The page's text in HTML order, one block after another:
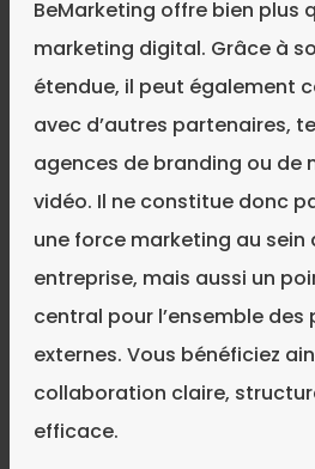
BeMarketing offre bien plus
marketing digital. Grâce à
étendue, il peut également
avec d’autres partenaires,
agences de branding ou de
vidéo. Il ne constitue donc
une force marketing au sein
entreprise, mais aussi un
central pour l’ensemble des
externes. Vous bénéficiez
collaboration claire,
efficace.